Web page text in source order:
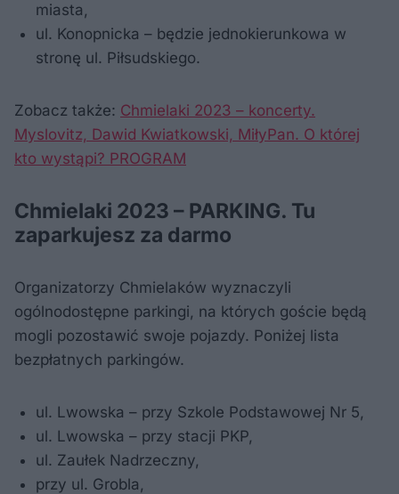
miasta,
ul. Konopnicka – będzie jednokierunkowa w
stronę ul. Piłsudskiego.
Zobacz także: Chmielaki 2023 – koncerty.
Myslovitz, Dawid Kwiatkowski, MiłyPan. O której
kto wystąpi? PROGRAM
Chmielaki 2023 – PARKING. Tu
zaparkujesz za darmo
Organizatorzy Chmielaków wyznaczyli
ogólnodostępne parkingi, na których goście będą
mogli pozostawić swoje pojazdy. Poniżej lista
bezpłatnych parkingów.
ul. Lwowska – przy Szkole Podstawowej Nr 5,
ul. Lwowska – przy stacji PKP,
ul. Zaułek Nadrzeczny,
przy ul. Grobla,